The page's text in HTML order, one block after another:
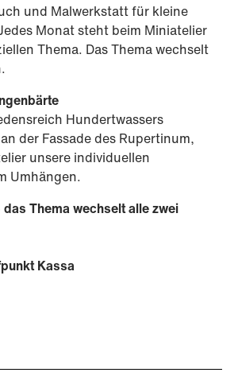
und Malwerkstatt für kleine
Monat steht beim Miniatelier
Thema. Das Thema wechselt
Hundertwassers
der Fassade des Rupertinum,
unsere individuellen
Umhängen.
Thema wechselt alle zwei
Kassa